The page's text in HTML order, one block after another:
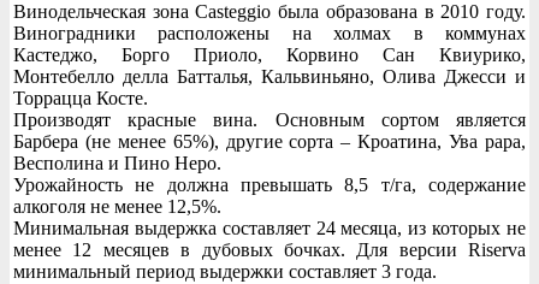
Винодельческая зона Casteggio была образована в 2010 году.
Виноградники расположены на холмах в коммунах
Кастеджо, Борго Приоло, Корвино Сан Квиурико,
Монтебелло делла Батталья, Кальвиньяно, Олива Джесси и
Торрацца Косте.
Производят красные вина. Основным сортом является
Барбера (не менее 65%), другие сорта – Кроатина, Ува рара,
Весполина и Пино Неро.
Урожайность не должна превышать 8,5 т/га, содержание
алкоголя не менее 12,5%.
Минимальная выдержка составляет 24 месяца, из которых не
менее 12 месяцев в дубовых бочках. Для версии Riserva
минимальный период выдержки составляет 3 года.